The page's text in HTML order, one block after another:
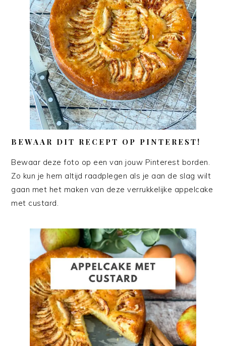
BEWAAR DIT RECEPT OP PINTEREST!
Bewaar deze foto op een van jouw Pinterest borden.
Zo kun je hem altijd raadplegen als je aan de slag wilt
gaan met het maken van deze verrukkelijke appelcake
met custard.